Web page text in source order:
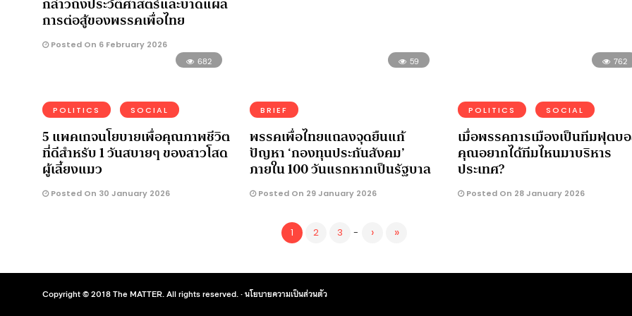
การต่อสู้ของพรรคเพื่อไทย
Posted On 6 February 2026
682
POLITICS SOCIAL
5 แพคเกจนโยบายเพื่อคุณภาพชีวิต
ที่ดีสำหรับ 1 วันสบายๆ ของสาวโสด
ผู้เลี้ยงแมว
Posted On 30 January 2026
59
BRIEF
พรรคเพื่อไทยแถลงจุดยืนแก้
ปัญหา ‘กองทุนประกันสังคม’
ภายใน 100 วันแรกหากเป็นรัฐบาล
Posted On 29 January 2026
762
POLITICS SOCIAL
เมื่อพรรคการเมืองเป็นทีมฟุตบ
คุณอยากได้ทีมไหนมาบริหาร
ประเทศ?
Posted On 28 January 2026
1 2 3 - › »
Copyright © 2018 The MATTER. All rights reserved. ·นโยบายความเป็นส่วนตัว